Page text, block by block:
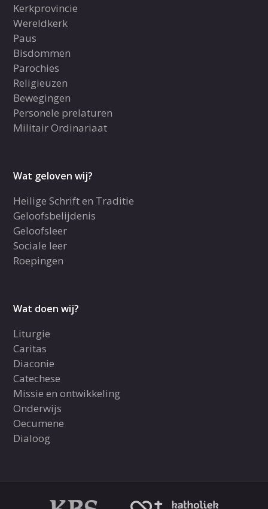
Kerkprovincie
Wereldkerk
Paus
Bisdommen
Parochies
Religieuzen
Bewegingen
Personele prelaturen
Militair Ordinariaat
Wat geloven wij?
Heilige Schrift en Traditie
Geloofsbelijdenis
Geloofsleer
Sociale leer
Roepingen
Wat doen wij?
Liturgie
Caritas
Diaconie
Catechese
Missie en ontwikkeling
Onderwijs
Oecumene
Dialoog